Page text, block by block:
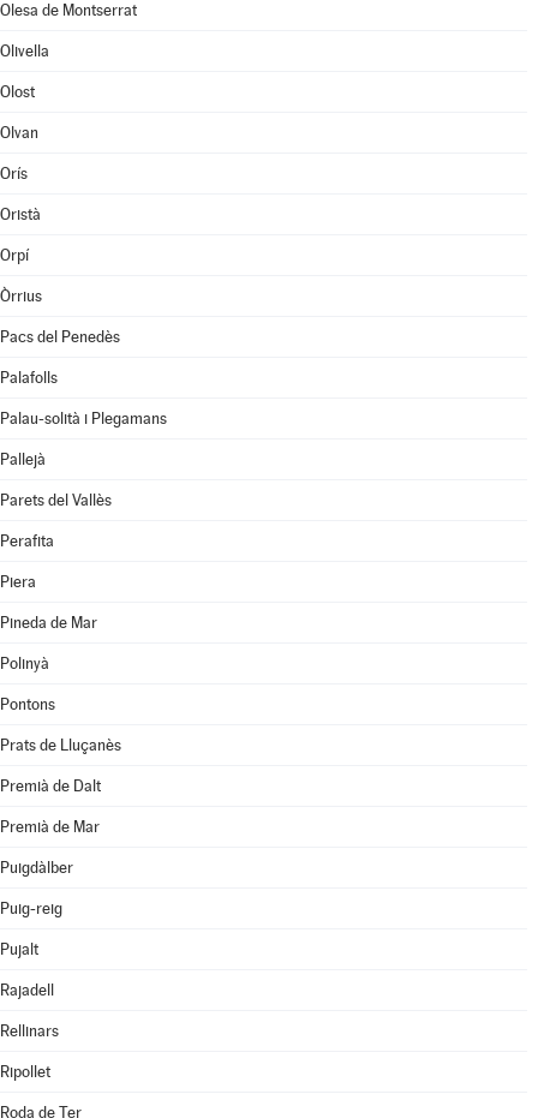
Olesa de Montserrat
Olivella
Olost
Olvan
Orís
Oristà
Orpí
Òrrius
Pacs del Penedès
Palafolls
Palau-solità i Plegamans
Pallejà
Parets del Vallès
Perafita
Piera
Pineda de Mar
Polinyà
Pontons
Prats de Lluçanès
Premià de Dalt
Premià de Mar
Puigdàlber
Puig-reig
Pujalt
Rajadell
Rellinars
Ripollet
Roda de Ter